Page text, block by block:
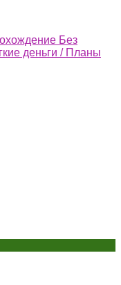
Без
деньги / Планы